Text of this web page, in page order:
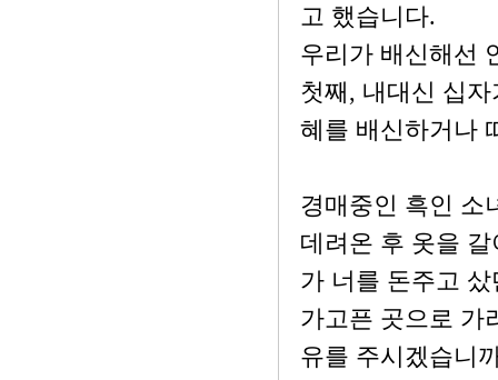
고 했습니다.
우리가 배신해선
첫째, 내대신 십
혜를 배신하거나
경매중인 흑인 소
데려온 후 옷을
가 너를 돈주고
가고픈 곳으로 가
유를 주시겠습니